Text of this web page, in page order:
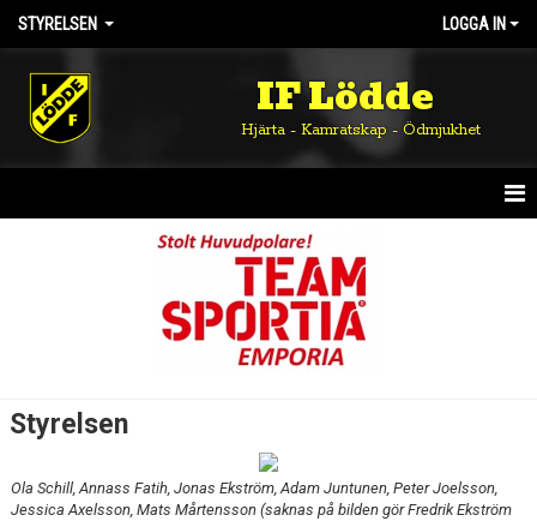
STYRELSEN LOGGA IN
IF Lödde
Hjärta - Kamratskap - Ödmjukhet
Styrelsen
Ola Schill, Annass Fatih, Jonas Ekström, Adam Juntunen, Peter Joelsson,
Jessica Axelsson, Mats Mårtensson (saknas på bilden gör Fredrik Ekström